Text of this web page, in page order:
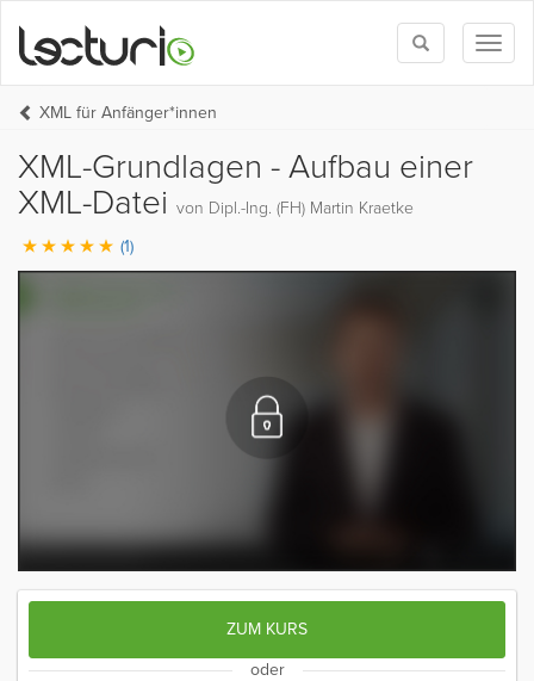
Toggle
search
XML für Anfänger*innen
XML-Grundlagen - Aufbau einer
XML-Datei von Dipl.-Ing. (FH) Martin Kraetke
(1)
ZUM KURS
oder